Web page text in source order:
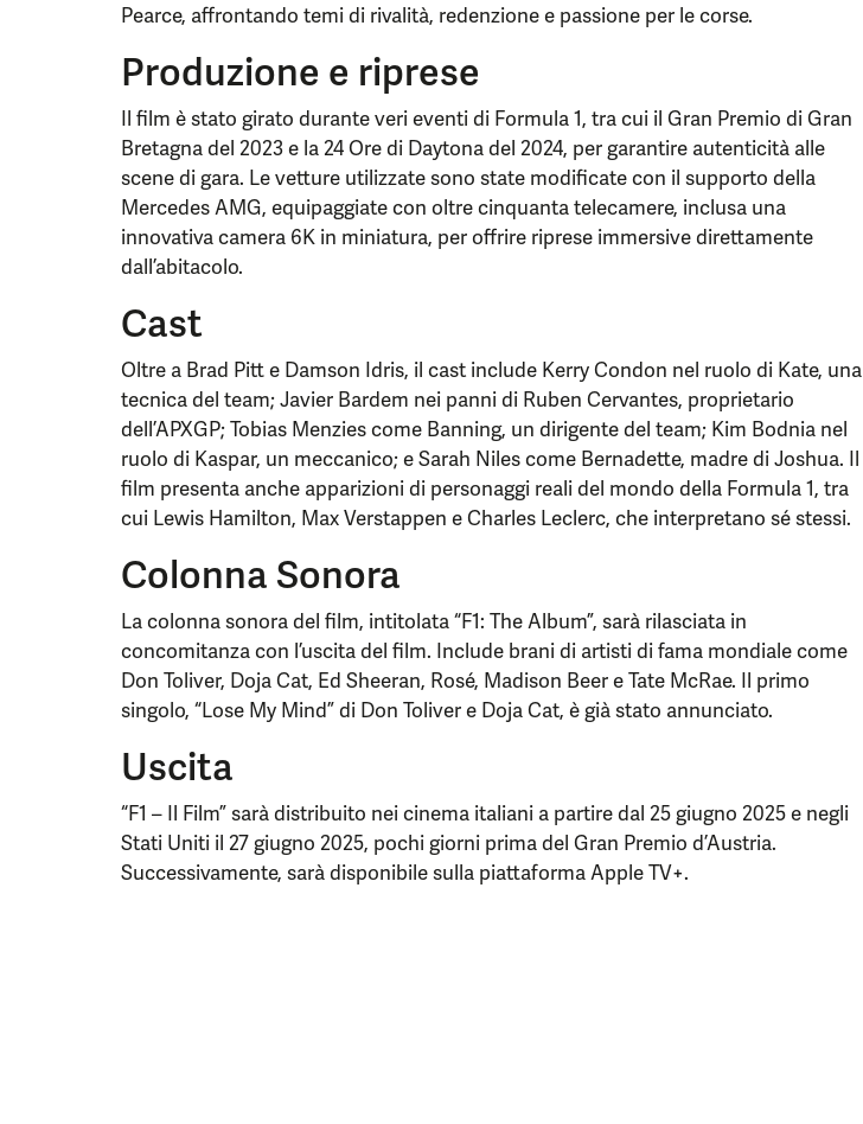
Pearce, affrontando temi di rivalità, redenzione e passione per le corse.
Produzione e riprese
Il film è stato girato durante veri eventi di Formula 1, tra cui il Gran Premio di Gran
Bretagna del 2023 e la 24 Ore di Daytona del 2024, per garantire autenticità alle
scene di gara. Le vetture utilizzate sono state modificate con il supporto della
Mercedes AMG, equipaggiate con oltre cinquanta telecamere, inclusa una
innovativa camera 6K in miniatura, per offrire riprese immersive direttamente
dall’abitacolo.
Cast
Oltre a Brad Pitt e Damson Idris, il cast include Kerry Condon nel ruolo di Kate, una
tecnica del team; Javier Bardem nei panni di Ruben Cervantes, proprietario
dell’APXGP; Tobias Menzies come Banning, un dirigente del team; Kim Bodnia nel
ruolo di Kaspar, un meccanico; e Sarah Niles come Bernadette, madre di Joshua. Il
film presenta anche apparizioni di personaggi reali del mondo della Formula 1, tra
cui Lewis Hamilton, Max Verstappen e Charles Leclerc, che interpretano sé stessi.
Colonna Sonora
La colonna sonora del film, intitolata “F1: The Album”, sarà rilasciata in
concomitanza con l’uscita del film. Include brani di artisti di fama mondiale come
Don Toliver, Doja Cat, Ed Sheeran, Rosé, Madison Beer e Tate McRae. Il primo
singolo, “Lose My Mind” di Don Toliver e Doja Cat, è già stato annunciato.
Uscita
“F1 – Il Film” sarà distribuito nei cinema italiani a partire dal 25 giugno 2025 e negli
Stati Uniti il 27 giugno 2025, pochi giorni prima del Gran Premio d’Austria.
Successivamente, sarà disponibile sulla piattaforma Apple TV+.